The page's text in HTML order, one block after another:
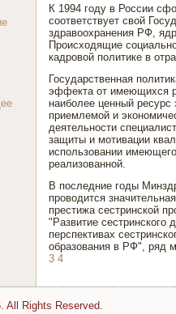
К 1994 году в России
соответствует свой
здравоохранения РФ,
Происходящие
кадровой политике в
Государственная
эффекта от имеющихся
наиболее ценный ресурс
приемлемой и
деятельности
защиты и мотивации
использовании
реализованной.
В последние годы
проводится
престижа сестринской
"Развитие
перспективах
образования в РФ", ряд
3 4
All Rights Reserved.